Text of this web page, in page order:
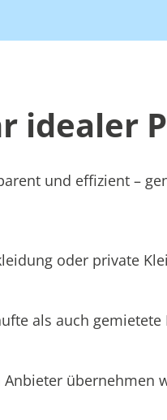
idealer
und effizient –
oder private
als auch